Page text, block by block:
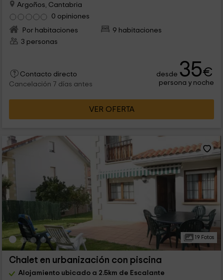
Argoños, Cantabria
0 opiniones
Por habitaciones
9 habitaciones
3 personas
Contacto directo
Cancelación 7 días antes
desde 35€
persona y noche
VER OFERTA
19 Fotos
Chalet en urbanización con piscina
Alojamiento ubicado a 2.5km de Escalante